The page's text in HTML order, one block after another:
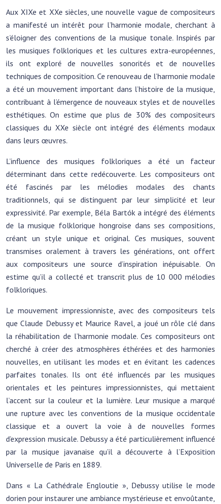
Aux XIXe et XXe siècles, une nouvelle vague de compositeurs
a manifesté un intérêt pour l’harmonie modale, cherchant à
s’éloigner des conventions de la musique tonale. Inspirés par
les musiques folkloriques et les cultures extra-européennes,
ils ont exploré de nouvelles sonorités et de nouvelles
techniques de composition. Ce renouveau de l’harmonie modale
a été un mouvement important dans l’histoire de la musique,
contribuant à l’émergence de nouveaux styles et de nouvelles
esthétiques. On estime que plus de 30% des compositeurs
classiques du XXe siècle ont intégré des éléments modaux
dans leurs œuvres.
L’influence des musiques folkloriques a été un facteur
déterminant dans cette redécouverte. Les compositeurs ont
été fascinés par les mélodies modales des chants
traditionnels, qui se distinguent par leur simplicité et leur
expressivité. Par exemple, Béla Bartók a intégré des éléments
de la musique folklorique hongroise dans ses compositions,
créant un style unique et original. Ces musiques, souvent
transmises oralement à travers les générations, ont offert
aux compositeurs une source d’inspiration inépuisable. On
estime qu’il a collecté et transcrit plus de 10 000 mélodies
folkloriques.
Le mouvement impressionniste, avec des compositeurs tels
que Claude Debussy et Maurice Ravel, a joué un rôle clé dans
la réhabilitation de l’harmonie modale. Ces compositeurs ont
cherché à créer des atmosphères éthérées et des harmonies
nouvelles, en utilisant les modes et en évitant les cadences
parfaites tonales. Ils ont été influencés par les musiques
orientales et les peintures impressionnistes, qui mettaient
l’accent sur la couleur et la lumière. Leur musique a marqué
une rupture avec les conventions de la musique occidentale
classique et a ouvert la voie à de nouvelles formes
d’expression musicale. Debussy a été particulièrement influencé
par la musique javanaise qu’il a découverte à l’Exposition
Universelle de Paris en 1889.
Dans « La Cathédrale Engloutie », Debussy utilise le mode
dorien pour instaurer une ambiance mystérieuse et envoûtante,